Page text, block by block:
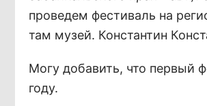
проведем фестиваль на
там музей. Константин
Могу добавить, что первый
году.